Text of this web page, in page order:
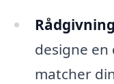
designe
matcher